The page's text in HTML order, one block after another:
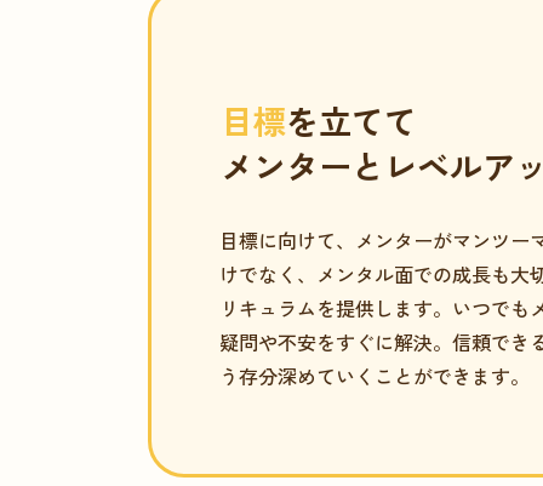
目標を立てて
メンターとレベルア
目標に向けて、メンターがマンツ
けでなく、メンタル面での成長も大
リキュラムを提供します。いつでも
疑問や不安をすぐに解決。信頼でき
う存分深めていくことができます。